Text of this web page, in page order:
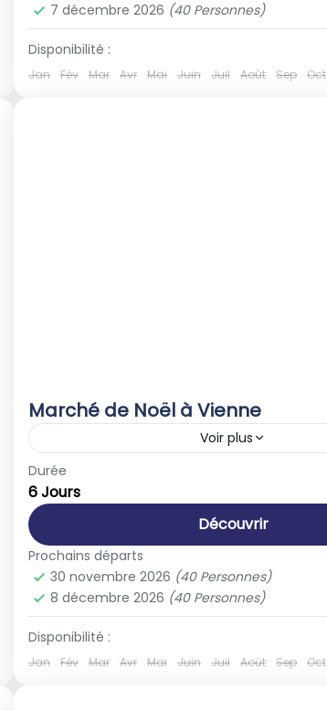
7 décembre 2026 (40 Personnes)
Disponibilité :
Jan Fév Mar Avr Mai Juin Juil Août Sep Oct
Marché de Noël à Vienne
Voir plus
Autriche
1-40 People
Durée
6 Jours
Découvrir
Prochains départs
30 novembre 2026 (40 Personnes)
8 décembre 2026 (40 Personnes)
Disponibilité :
Jan Fév Mar Avr Mai Juin Juil Août Sep Oct